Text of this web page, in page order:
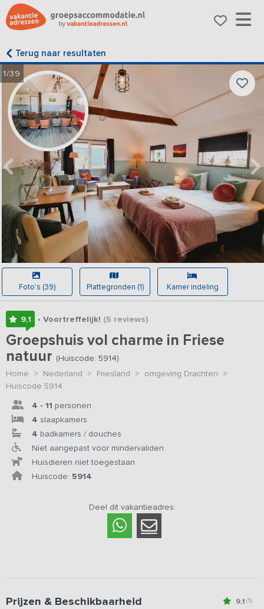
Terug naar resultaten
1/39
Foto's (39) Plattegronden (1) Kamer indeling
9,1 • Voortreffelijk! (5 reviews)
Groepshuis vol charme in Friese
natuur (Huiscode: 5914)
Home > Nederland > Friesland > omgeving Drachten >
Huiscode 5914
4 - 11 personen
4 slaapkamers
4 badkamers / douches
Niet aangepast voor mindervaliden
Huisdieren niet toegestaan
Huiscode: 5914
Deel dit vakantieadres:
9,1 (5)
Prijzen & Beschikbaarheid